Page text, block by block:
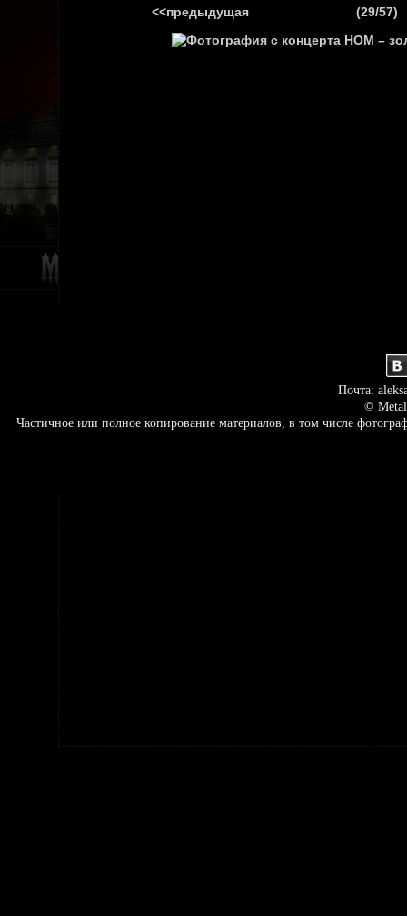
<<предыдущая (29/57)
Почта:
©
Частичное или полное копирование материалов, в том числе